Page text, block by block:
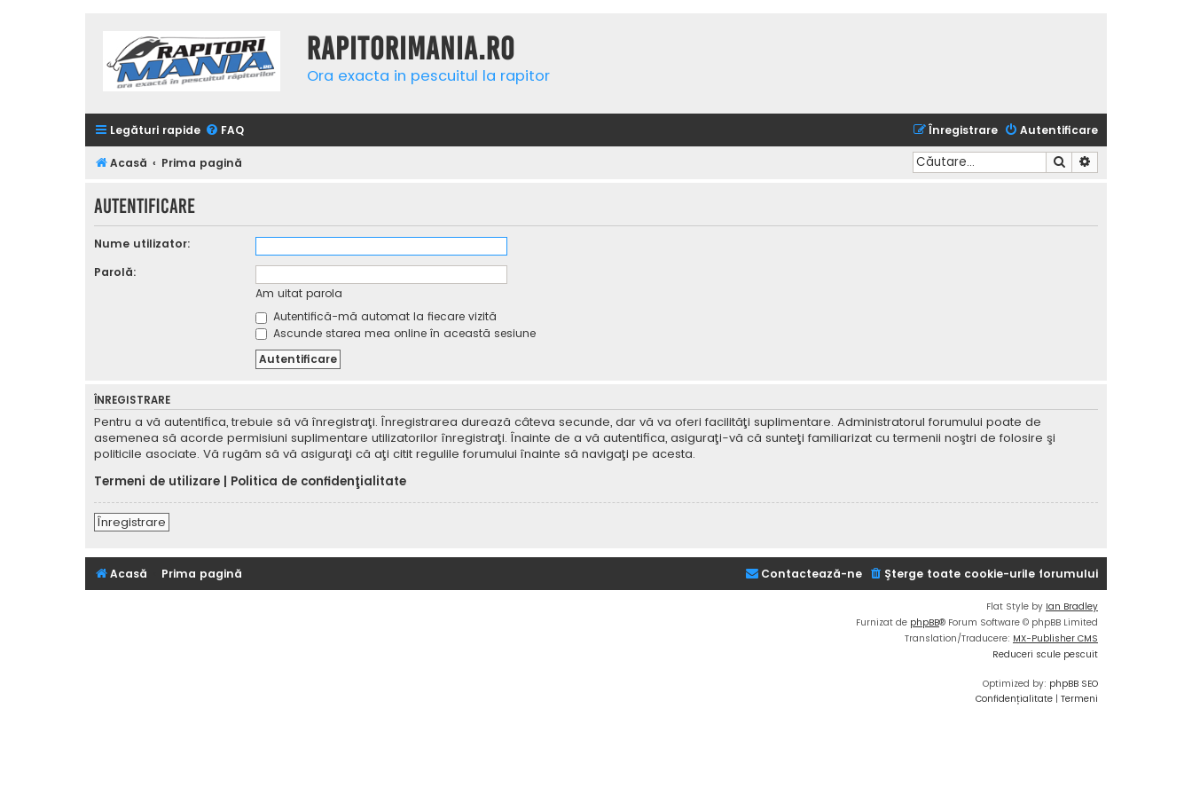
Rapitorimania.ro
Ora exacta in pescuitul la rapitor
Legături rapide FAQ Autentificare
Înregistrare
Acasă Prima pagină Căutare
Autentificare
Nume utilizator:
Parolă:
Am uitat parola
Autentifică-mă automat la fiecare vizită
Ascunde starea mea online în această sesiune
ÎNREGISTRARE
Pentru a vă autentifica, trebuie să vă înregistraţi. Înregistrarea durează câteva secunde, dar vă va oferi facilităţi suplimentare. Administratorul forumului poate de
asemenea să acorde permisiuni suplimentare utilizatorilor înregistraţi. Înainte de a vă autentifica, asiguraţi-vă că sunteţi familiarizat cu termenii noştri de folosire şi
politicile asociate. Vă rugăm să vă asiguraţi că aţi citit regulile forumului înainte să navigaţi pe acesta.
Termeni de utilizare
Politica de confidenţialitate
Înregistrare
Acasă Prima pagină Şterge toate cookie-urile forumului
Contactează-ne
Flat Style by Ian Bradley
Furnizat de phpBB® Forum Software © phpBB Limited
Translation/Traducere: MX-Publisher CMS
Reduceri scule pescuit
Optimized by: phpBB SEO
Confidențialitate | Termeni